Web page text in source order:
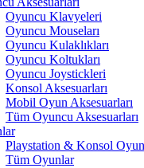
Oyuncu Klavyeleri
Oyuncu Mouseları
Oyuncu Kulaklıkları
Oyuncu Koltukları
Oyuncu Joystickleri
Konsol Aksesuarları
Mobil Oyun Aksesuarları
Tüm Oyuncu Aksesuarları
Playstation & Konsol
Tüm Oyunlar